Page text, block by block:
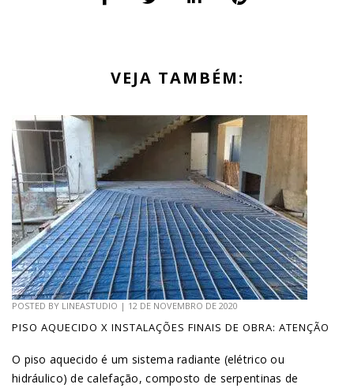
VEJA TAMBÉM:
POSTED BY LINEASTUDIO | 12 DE NOVEMBRO DE 2020
PISO AQUECIDO X INSTALAÇÕES FINAIS DE OBRA: ATENÇÃO
O piso aquecido é um sistema radiante (elétrico ou
hidráulico) de calefação, composto de serpentinas de